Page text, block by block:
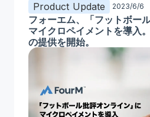
Product Update 2023/6/6
フォーエム、「フットボー
マイクロペイメントを導入
の提供を開始。